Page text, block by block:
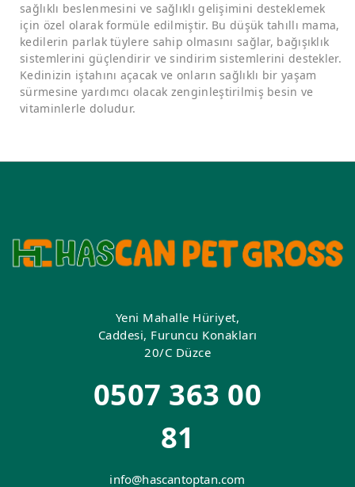
sağlıklı beslenmesini ve sağlıklı gelişimini desteklemek
için özel olarak formüle edilmiştir. Bu düşük tahıllı mama,
kedilerin parlak tüylere sahip olmasını sağlar, bağışıklık
sistemlerini güçlendirir ve sindirim sistemlerini destekler.
Kedinizin iştahını açacak ve onların sağlıklı bir yaşam
sürmesine yardımcı olacak zenginleştirilmiş besin ve
vitaminlerle doludur.
Yeni Mahalle Hüriyet,
Caddesi, Furuncu Konakları
20/C Düzce
0507 363 00
81
info@hascantoptan.com